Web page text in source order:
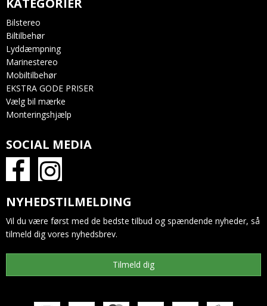
KATEGORIER
Bilstereo
Biltilbehør
Lyddæmpning
Marinestereo
Mobiltilbehør
EKSTRA GODE PRISER
Vælg bil mærke
Monteringshjælp
SOCIAL MEDIA
NYHEDSTILMELDING
Vil du være først med de bedste tilbud og spændende nyheder, så
tilmeld dig vores nyhedsbrev.
Tilmeld dig